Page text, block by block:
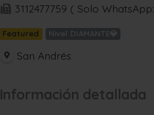
3112477759 ( Solo WhatsApp:
Featured Nivel DIAMANTE💎
San Andrés
Información detallada